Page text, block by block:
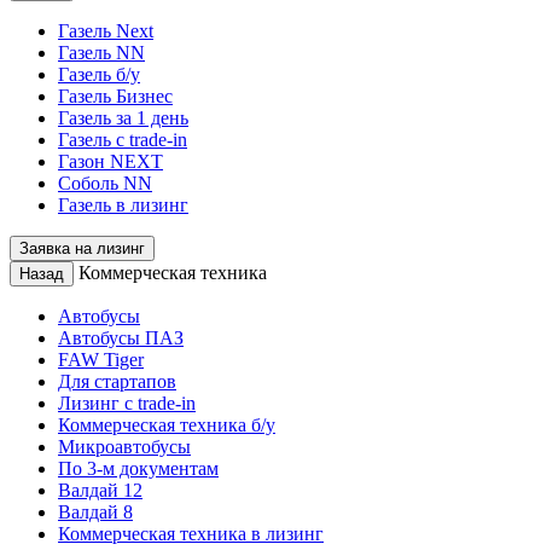
Газель Next
Газель NN
Газель б/у
Газель Бизнес
Газель за 1 день
Газель с trade-in
Газон NEXT
Соболь NN
Газель в лизинг
Заявка на лизинг
Назад
Коммерческая техника
Автобусы
Автобусы ПАЗ
FAW Tiger
Для стартапов
Лизинг с trade-in
Коммерческая техника б/у
Микроавтобусы
По 3-м документам
Валдай 12
Валдай 8
Коммерческая техника в лизинг